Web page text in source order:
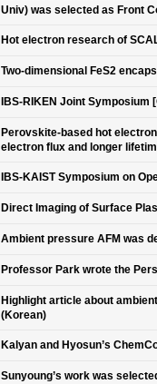
Univ) was selected as Front
Hot electron research of
Two-dimensional FeS2
IBS-RIKEN Joint Symposium
Perovskite-based hot
electron flux and longer
IBS-KAIST Symposium on
Direct Imaging of Surface
Ambient pressure AFM was
Professor Park wrote the
Highlight article about
(Korean)
Kalyan and Hyosun’s
Sunyoung’s work was